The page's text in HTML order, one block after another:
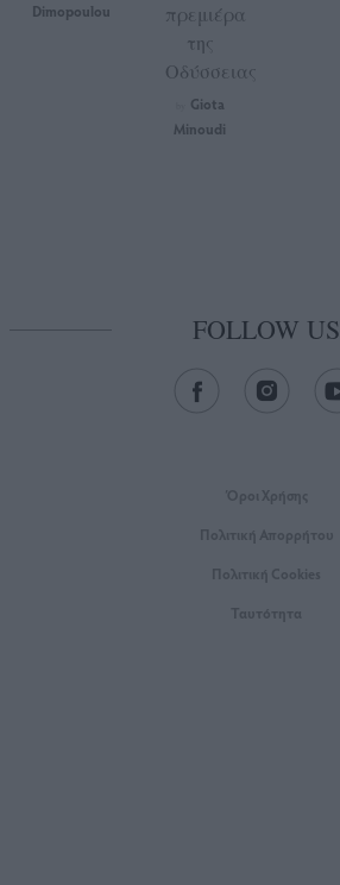
Dimopoulou
πρεμιέρα
της
Οδύσσειας
Giota
Minoudi
FOLLOW US
Όροι Xρήσης
Πολιτική Απορρήτου
Πολιτική Cookies
Ταυτότητα